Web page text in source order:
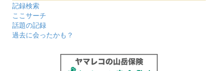
記録検索
ここサーチ
話題の記録
過去に会ったかも？